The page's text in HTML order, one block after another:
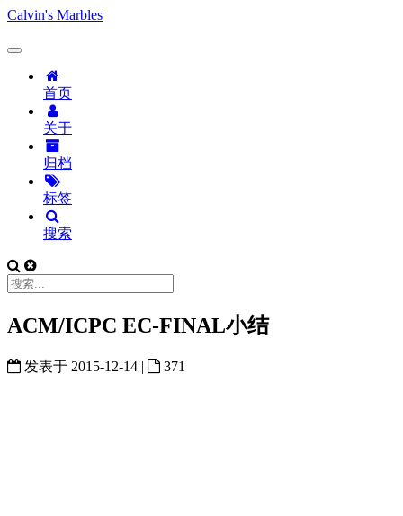
Calvin's Marbles
首页
关于
归档
标签
搜索
ACM/ICPC EC-FINAL小结
发表于 2015-12-14 | 371